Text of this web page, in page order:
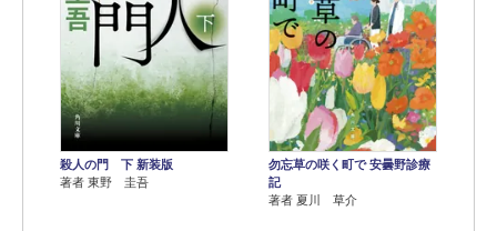
殺人の門 下 新装版
著者 東野 圭吾
勿忘草の咲く町で 安曇野診療
記
著者 夏川 草介